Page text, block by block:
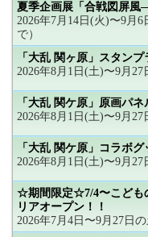
夏季企画展「合戦図屏風
2026年7月14日(火)〜9月6
で）
「大乱 関ヶ原」スタンプ
2026年8月1日(土)〜9月27
「大乱 関ケ原」原画パネ
2026年8月1日(土)〜9月27
「大乱 関ケ原」コラボ
2026年8月1日(土)〜9月27
☆期間限定☆7/4〜こども
リアオープン！！
2026年7月4日〜9月27